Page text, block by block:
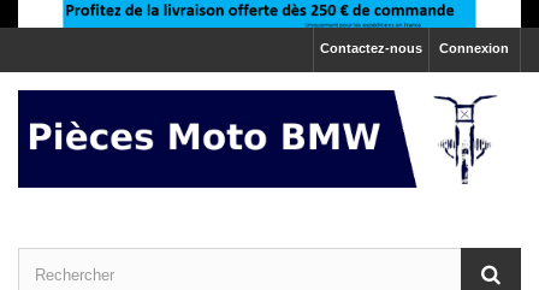
Connexion
Contactez-nous